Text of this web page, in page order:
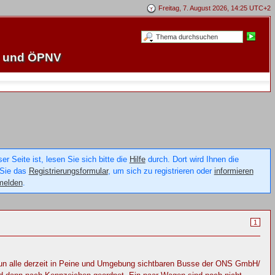
Freitag, 7. August 2026, 14:25 UTC+2
ÖPNV
Seite ist, lesen Sie sich bitte die Hilfedurch. Dort wird Ihnen die
das Registrierungsformular, um sich zu registrieren oder informieren
.
1
alle derzeit in Peine und Umgebung sichtbaren Busse der ONS GmbH/